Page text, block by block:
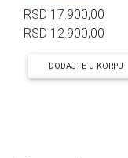
RSD 17.900,00
RSD 12.900,00
DODAJTE U KORPU